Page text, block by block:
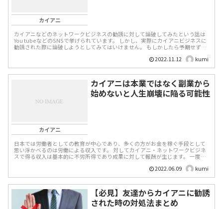
カイアニ
カイアニなどのネットワークビジネスの勧誘に対して論破してみたという話は
You tubeなどのSNSで挙げられています。 しかし、実際にカイアニビジネスに
勧誘された際に論破しようとしてみてはいけません。 もしかしたら予期せず突
2022.11.12 kumi
カイアニ
カイアニは本業ではなく副業から
始めないと人生崩壊に陥る可能性
日本では労働者としての教育が中心であり、多くの方がお金を稼ぐ手段として
思い浮かべるのは労働による収入です。 対してカイアニ・ネットワークビジネ
スで得る収入は基本的に不労所得であり成果に対して報酬が生じます。 一度築
2022.06.09 kumi
【必見】友達からカイアニに勧誘
された時の対処法まとめ